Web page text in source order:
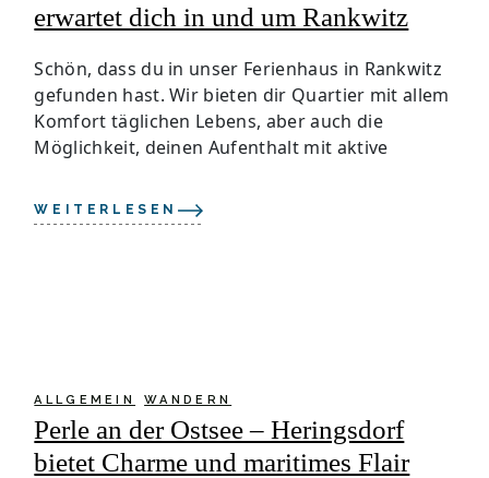
erwartet dich in und um Rankwitz
Schön, dass du in unser Ferienhaus in Rankwitz
gefunden hast. Wir bieten dir Quartier mit allem
Komfort täglichen Lebens, aber auch die
Möglichkeit, deinen Aufenthalt mit aktive
WEITERLESEN
ALLGEMEIN WANDERN
Perle an der Ostsee – Heringsdorf
bietet Charme und maritimes Flair